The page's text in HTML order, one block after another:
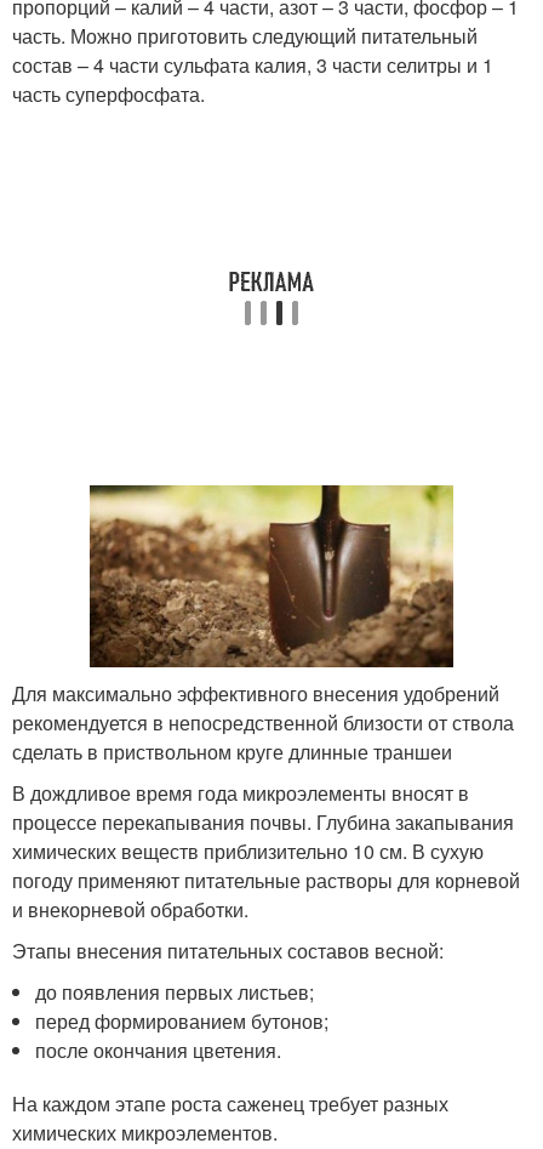
пропорций – калий – 4 части, азот – 3 части, фосфор – 1
часть. Можно приготовить следующий питательный
состав – 4 части сульфата калия, 3 части селитры и 1
часть суперфосфата.
Для максимально эффективного внесения удобрений
рекомендуется в непосредственной близости от ствола
сделать в приствольном круге длинные траншеи
В дождливое время года микроэлементы вносят в
процессе перекапывания почвы. Глубина закапывания
химических веществ приблизительно 10 см. В сухую
погоду применяют питательные растворы для корневой
и внекорневой обработки.
Этапы внесения питательных составов весной:
до появления первых листьев;
перед формированием бутонов;
после окончания цветения.
На каждом этапе роста саженец требует разных
химических микроэлементов.